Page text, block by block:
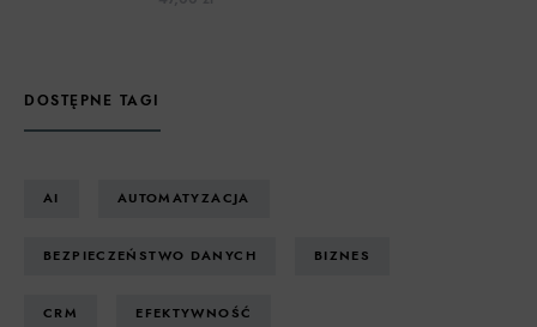
DOSTĘPNE TAGI
AI AUTOMATYZACJA
BEZPIECZEŃSTWO DANYCH BIZNES
CRM EFEKTYWNOŚĆ